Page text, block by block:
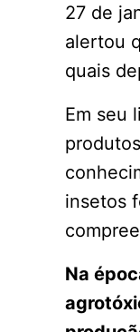
27 de
alertou
quais
Em seu
insetos
Na